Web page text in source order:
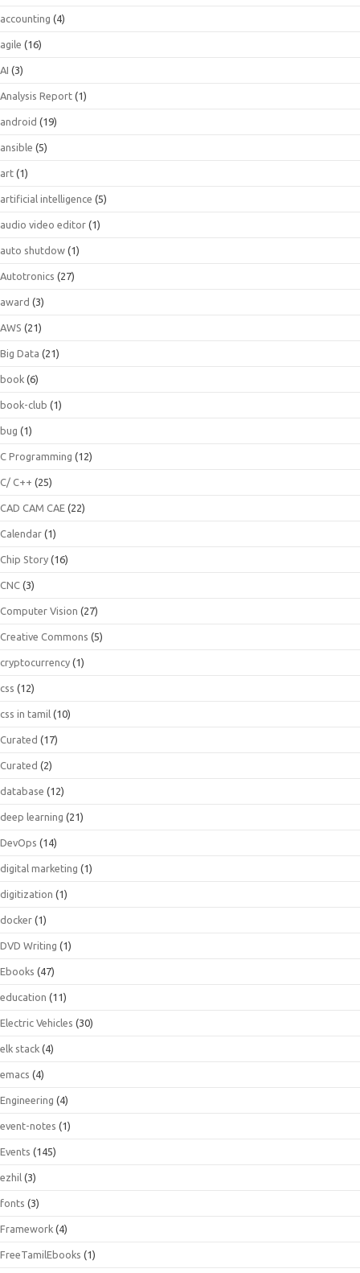
accounting (4)
agile (16)
AI (3)
Analysis Report (1)
android (19)
ansible (5)
art (1)
artificial intelligence (5)
audio video editor (1)
auto shutdow (1)
Autotronics (27)
award (3)
AWS (21)
Big Data (21)
book (6)
book-club (1)
bug (1)
C Programming (12)
C/ C++ (25)
CAD CAM CAE (22)
Calendar (1)
Chip Story (16)
CNC (3)
Computer Vision (27)
Creative Commons (5)
cryptocurrency (1)
css (12)
css in tamil (10)
Curated (17)
Curated (2)
database (12)
deep learning (21)
DevOps (14)
digital marketing (1)
digitization (1)
docker (1)
DVD Writing (1)
Ebooks (47)
education (11)
Electric Vehicles (30)
elk stack (4)
emacs (4)
Engineering (4)
event-notes (1)
Events (145)
ezhil (3)
fonts (3)
Framework (4)
FreeTamilEbooks (1)